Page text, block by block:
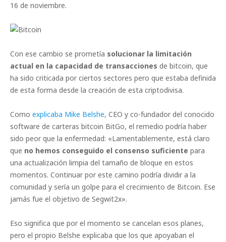
16 de noviembre.
Con ese cambio se prometía solucionar la limitación
actual en la capacidad de transacciones de bitcoin, que
ha sido criticada por ciertos sectores pero que estaba definida
de esta forma desde la creación de esta criptodivisa.
Como explicaba Mike Belshe, CEO y co-fundador del conocido
software de carteras bitcoin BitGo, el remedio podría haber
sido peor que la enfermedad: «Lamentablemente, está claro
que no hemos conseguido el consenso suficiente para
una actualización limpia del tamaño de bloque en estos
momentos. Continuar por este camino podría dividir a la
comunidad y sería un golpe para el crecimiento de Bitcoin. Ese
jamás fue el objetivo de Segwit2x».
Eso significa que por el momento se cancelan esos planes,
pero el propio Belshe explicaba que los que apoyaban el